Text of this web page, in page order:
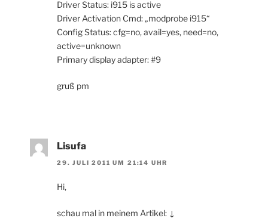
Driver Status: i915 is active
Driver Activation Cmd: „modprobe i915“
Config Status: cfg=no, avail=yes, need=no,
active=unknown
Primary display adapter: #9
gruß pm
Lisufa
29. JULI 2011 UM 21:14 UHR
Hi,
schau mal in meinem Artikel: ↓